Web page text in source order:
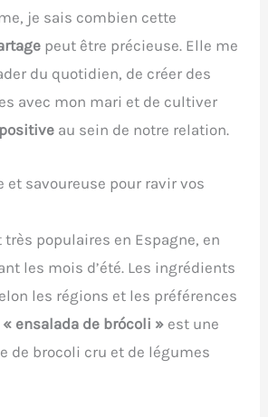
je sais combien cette
peut être précieuse. Elle me
du quotidien, de créer des
avec mon mari et de cultiver
au sein de notre relation.
et savoureuse pour ravir vos
très populaires en Espagne, en
les mois d’été. Les ingrédients
les régions et les préférences
« ensalada de brócoli » est une
de brocoli cru et de légumes